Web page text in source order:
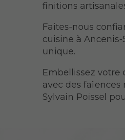
finitions
Faites-nous
cuisine à
unique.
Embellissez votre
avec des faïences
Sylvain Poissel